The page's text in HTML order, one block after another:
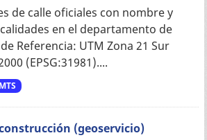
de calle oficiales con nombre y
en el departamento de
Referencia: UTM Zona 21 Sur
(EPSG:31981)....
(geoservicio)